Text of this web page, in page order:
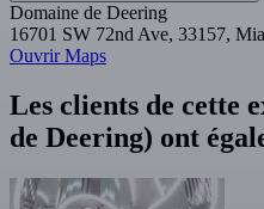
Domaine de Deering
16701 SW 72nd Ave, 33157,
Ouvrir Maps
Les clients de cette
de Deering) ont